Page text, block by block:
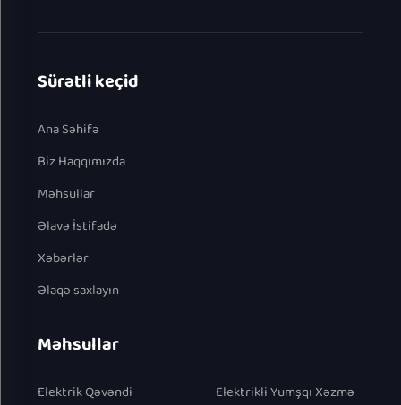
Sürətli keçid
Ana Səhifə
Biz Haqqımızda
Məhsullar
Əlavə İstifadə
Xəbərlər
Əlaqə saxlayın
Məhsullar
Elektrik Qəvəndi
Elektrikli Yumşqı Xəzmə